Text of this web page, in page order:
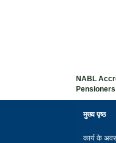
NABL
मुख्य पृष्ठ
कार्य के